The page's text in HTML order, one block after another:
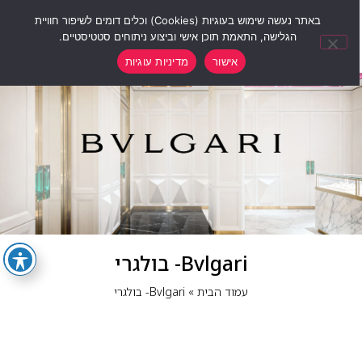
Bvlgari- בולגרי
עמוד הבית» Bvlgari- בולגרי
באתר נעשה שימוש בעוגיות (Cookies) וכלים דומים לשיפור חוויית
הגלישה, התאמת תוכן אישי וביצוע ניתוחים סטטיסטיים.
אישור
מדיניות עוגיות